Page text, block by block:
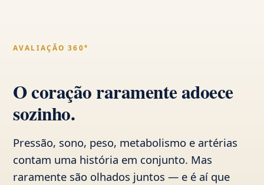
AVALIAÇÃO 360°
O coração raramente adoece
sozinho.
Pressão, sono, peso, metabolismo e artérias
contam uma história em conjunto. Mas
raramente são olhados juntos — e é aí que